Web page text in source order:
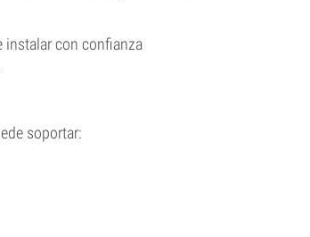
instalar con confianza
soportar: